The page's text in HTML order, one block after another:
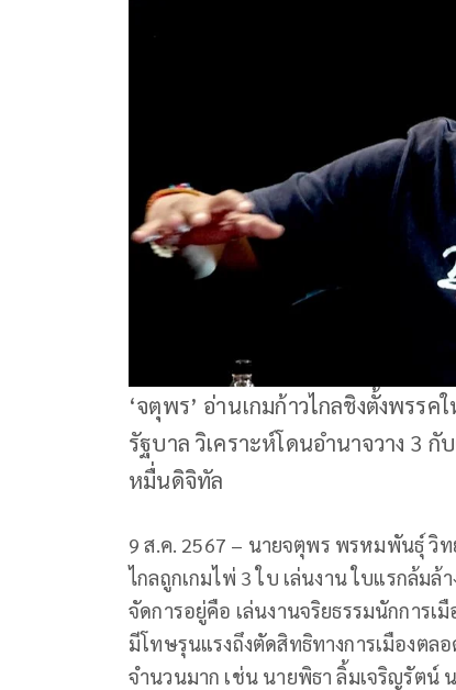
‘จตุพร’ อ่านเกมก้าวไกลชิงตั้งพรร
รัฐบาล วิเคราะห์โดนอำนาจวาง 3
หมื่นดิจิทัล
9 ส.ค. 2567 – นายจตุพร พรหมพันธุ์ วิ
ไกลถูกเกมไพ่ 3 ใบ เล่นงาน ใบแรกล้ม
จัดการอยู่คือ เล่นงานจริยธรรมนักการเ
มีโทษรุนแรงถึงตัดสิทธิทางการเมืองต
จำนวนมาก เช่น นายพิธา ลิ้มเจริญรัตน์